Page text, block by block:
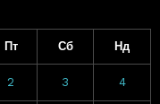
Пт Сб Нд
2 3 4